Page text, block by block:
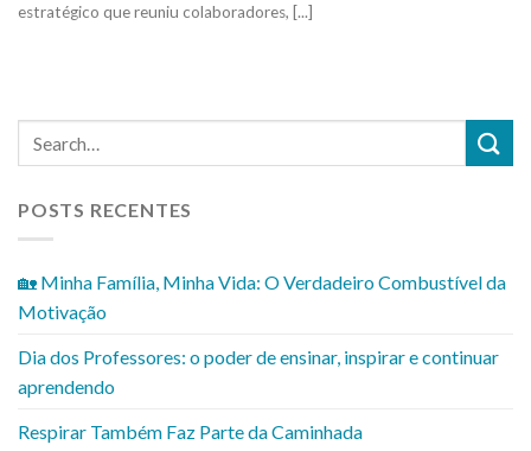
POSTS RECENTES
🏡 Minha Família, Minha Vida: O Verdadeiro Combustível da
Motivação
Dia dos Professores: o poder de ensinar, inspirar e continuar
aprendendo
Respirar Também Faz Parte da Caminhada
estratégico que reuniu colaboradores, [...]